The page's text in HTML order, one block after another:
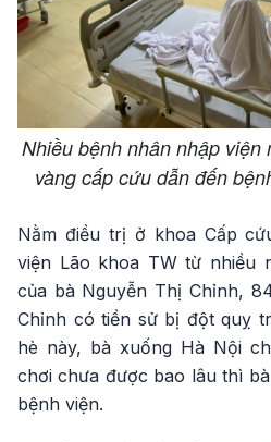
Nhiều bệnh nhân nhập
vàng cấp cứu dẫn đến
Nằm điều trị ở khoa Cấp
viện Lão khoa TW từ nhiều
của bà Nguyễn Thị Chỉnh,
Chỉnh có tiền sử bị đột quỵ
hè này, bà xuống Hà Nội
chơi chưa được bao lâu thì
bệnh viện.